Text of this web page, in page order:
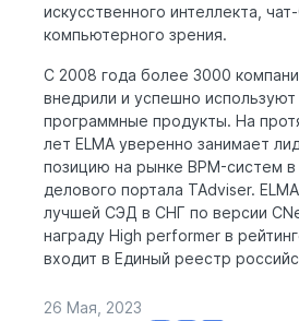
искусственного интеллекта,
компьютерного зрения.
С 2008 года более 3000
внедрили и успешно
программные продукты. На
лет ELMA уверенно занимает
позицию на рынке BPM-систем
делового портала TAdviser.
лучшей СЭД в СНГ по версии
награду High performer в
входит в Единый реестр
26 Мая, 2023